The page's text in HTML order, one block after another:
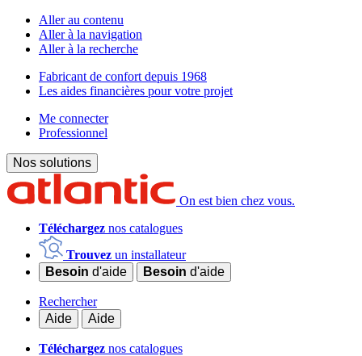
Aller au contenu
Aller à la navigation
Aller à la recherche
Fabricant de confort depuis 1968
Les aides financières pour votre projet
Me connecter
Professionnel
Nos solutions
On est bien chez vous.
Téléchargez nos catalogues
Trouvez un installateur
Besoin d'aide Besoin d'aide
Rechercher
Aide
Aide
Téléchargez nos catalogues